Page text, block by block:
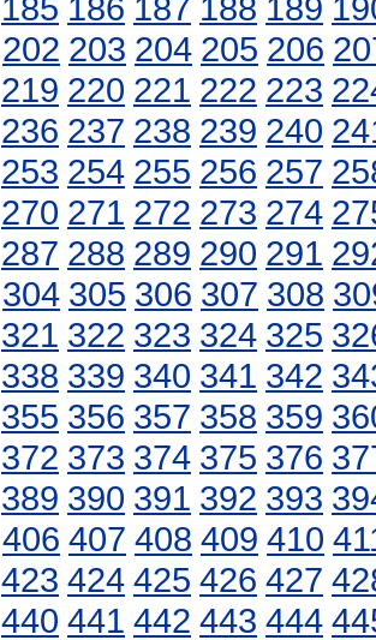
202 203 204 205 206
219 220 221 222 223
236 237 238 239 240
253 254 255 256 257
270 271 272 273 274
287 288 289 290 291
304 305 306 307 308
321 322 323 324 325
338 339 340 341 342
355 356 357 358 359
372 373 374 375 376
389 390 391 392 393
406 407 408 409 410
423 424 425 426 427
440 441 442 443 444